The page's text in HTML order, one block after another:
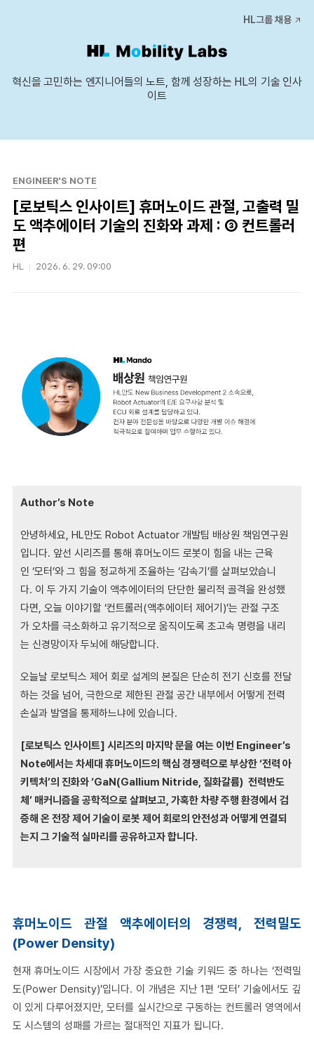
HL그룹 채용
혁신을 고민하는 엔지니어들의 노트, 함께 성장하는 HL의 기술 인사
이트
ENGINEER'S NOTE
[로보틱스 인사이트] 휴머노이드 관절, 고출력 밀
도 액추에이터 기술의 진화와 과제 : ③ 컨트롤러
편
HL 2026. 6. 29. 09:00
Author’s Note
안녕하세요, HL만도 Robot Actuator 개발팀 배상원 책임연구원
입니다. 앞선 시리즈를 통해 휴머노이드 로봇이 힘을 내는 근육
인 ‘모터’와 그 힘을 정교하게 조율하는 ‘감속기’를 살펴보았습니
다. 이 두 가지 기술이 액추에이터의 단단한 물리적 골격을 완성했
다면, 오늘 이야기할 ‘컨트롤러(액추에이터 제어기)’는 관절 구조
가 오차를 극소화하고 유기적으로 움직이도록 초고속 명령을 내리
는 신경망이자 두뇌에 해당합니다.
오늘날 로보틱스 제어 회로 설계의 본질은 단순히 전기 신호를 전달
하는 것을 넘어, 극한으로 제한된 관절 공간 내부에서 어떻게 전력
손실과 발열을 통제하느냐에 있습니다.
[로보틱스 인사이트] 시리즈의 마지막 문을 여는 이번 Engineer’s
Note에서는 차세대 휴머노이드의 핵심 경쟁력으로 부상한‘전력 아
키텍처’의 진화와‘GaN(Gallium Nitride, 질화갈륨) 전력반도
체’ 매커니즘을 공학적으로 살펴보고, 가혹한 차량 주행 환경에서 검
증해 온 전장 제어 기술이 로봇 제어 회로의 안전성과 어떻게 연결되
는지 그 기술적 실마리를 공유하고자 합니다.
휴머노이드 관절 액추에이터의 경쟁력, 전력밀도
(Power Density)
현재 휴머노이드 시장에서 가장 중요한 기술 키워드 중 하나는 ‘전력밀
도(Power Density)’입니다. 이 개념은 지난 1편 ‘모터’ 기술에서도 깊
이 있게 다루어졌지만, 모터를 실시간으로 구동하는 컨트롤러 영역에서
도 시스템의 성패를 가르는 절대적인 지표가 됩니다.